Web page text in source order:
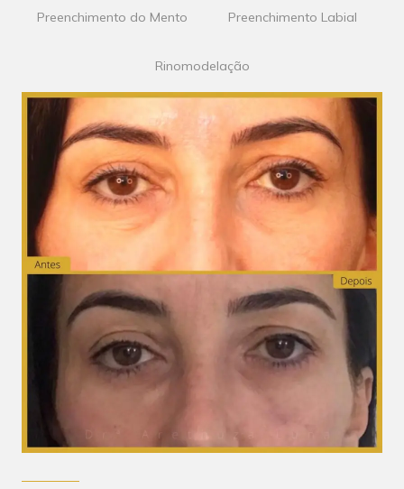
Preenchimento do Mento Preenchimento Labial
Rinomodelação